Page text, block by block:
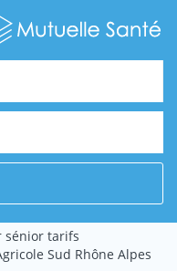
sénior tarifs
Sud Rhône Alpes